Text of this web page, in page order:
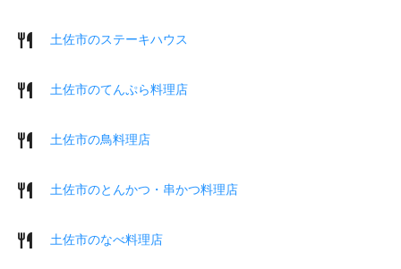
土佐市のステーキハウス
土佐市のてんぷら料理店
土佐市の鳥料理店
土佐市のとんかつ・串かつ料理店
土佐市のなべ料理店